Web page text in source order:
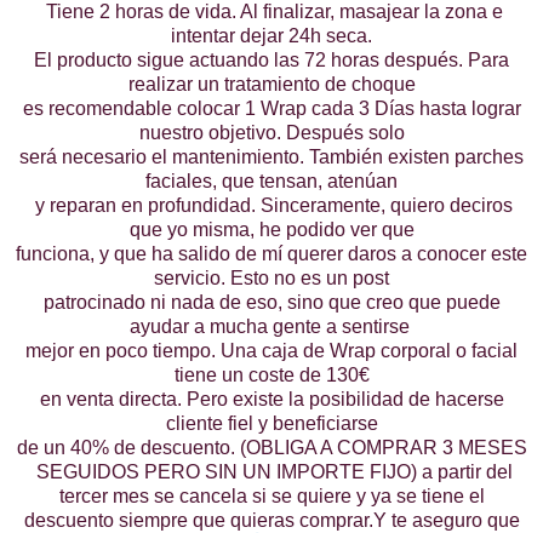
Tiene 2 horas de vida. Al finalizar, masajear la zona e
intentar dejar 24h seca.
El producto sigue actuando las 72 horas después. Para
realizar un tratamiento de choque
es recomendable colocar 1 Wrap cada 3 Días hasta lograr
nuestro objetivo. Después solo
será necesario el mantenimiento. También existen parches
faciales, que tensan, atenúan
y reparan en profundidad. Sinceramente, quiero deciros
que yo misma, he podido ver que
funciona, y que ha salido de mí querer daros a conocer este
servicio. Esto no es un post
patrocinado ni nada de eso, sino que creo que puede
ayudar a mucha gente a sentirse
mejor en poco tiempo. Una caja de Wrap corporal o facial
tiene un coste de 130€
en venta directa. Pero existe la posibilidad de hacerse
cliente fiel y beneficiarse
de un 40% de descuento. (OBLIGA A COMPRAR 3 MESES
SEGUIDOS PERO SIN UN IMPORTE FIJO) a partir del
tercer mes se cancela si se quiere y ya se tiene el
descuento siempre que quieras comprar.Y te aseguro que